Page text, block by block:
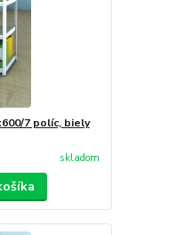
7 políc, biely
skladom